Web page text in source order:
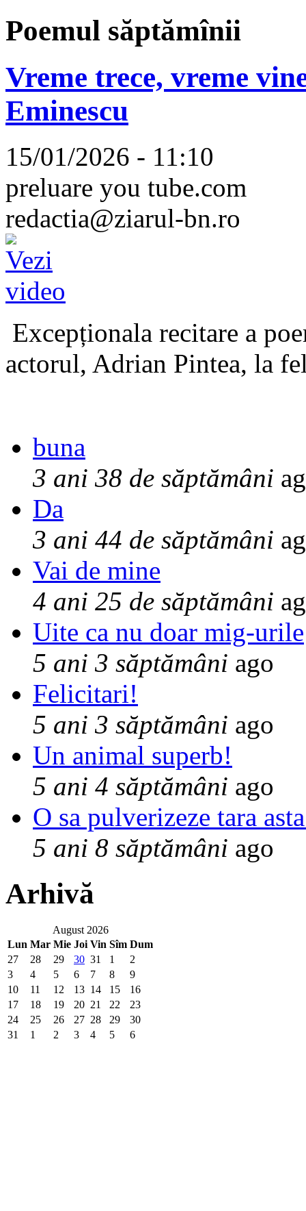
Poemul săptămînii
Vreme trece, vreme
Eminescu
15/01/2026 - 11:10
preluare you tube.com
redactia@ziarul-bn.ro
Excepționala recitare a
actorul, Adrian Pintea, la
buna
3 ani 38 de săptămâni
Da
3 ani 44 de săptămâni
Vai de mine
4 ani 25 de săptămâni
Uite ca nu doar mig-urile
5 ani 3 săptămâni ago
Felicitari!
5 ani 3 săptămâni ago
Un animal superb!
5 ani 4 săptămâni ago
O sa pulverizeze tara
5 ani 8 săptămâni ago
Arhivă
August 2026
Lun Mar Mie Joi Vin Sîm Dum
27
28 29 30 31 1
2
3
4 5 6 7 8
9
10
11 12 13 14 15
16
17
18 19 20 21 22
23
24
25 26 27 28 29
30
31
1 2 3 4 5 6